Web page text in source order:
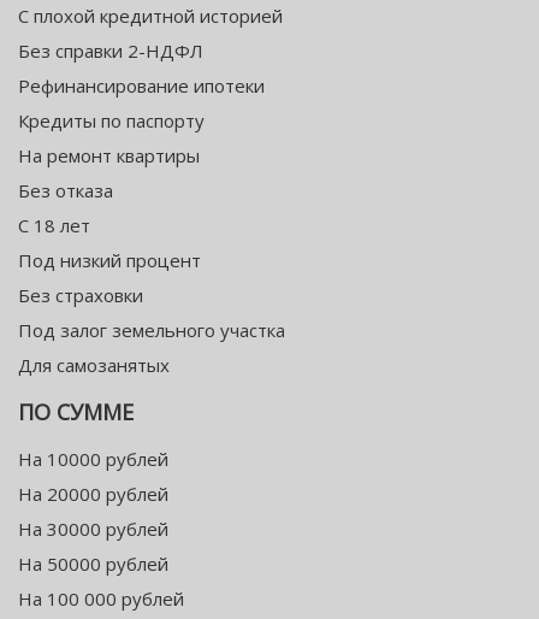
С плохой кредитной историей
Без справки 2-НДФЛ
Рефинансирование ипотеки
Кредиты по паспорту
На ремонт квартиры
Без отказа
С 18 лет
Под низкий процент
Без страховки
Под залог земельного участка
Для самозанятых
ПО СУММЕ
На 10000 рублей
На 20000 рублей
На 30000 рублей
На 50000 рублей
На 100 000 рублей